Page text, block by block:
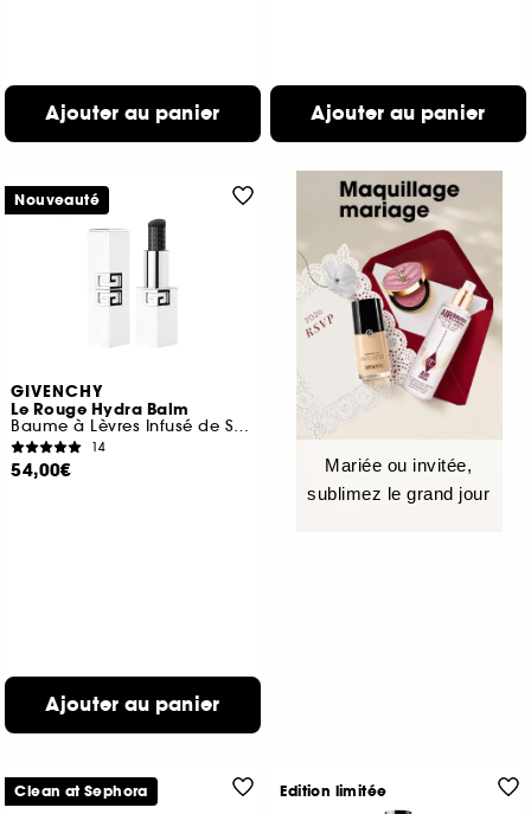
Ajouter au panier Ajouter au panier
GIVENCHY
Le Rouge Hydra Balm
Baume à Lèvres Infusé de Soin Réactif au pH
14
54,00€
Ajouter au panier
Nouveauté
Mariée ou invitée,
sublimez le grand jour
Clean at Sephora Edition limitée